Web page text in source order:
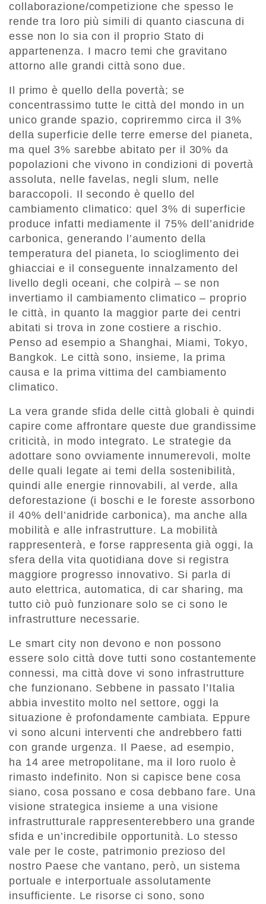
collaborazione/competizione che spesso le
rende tra loro più simili di quanto ciascuna di
esse non lo sia con il proprio Stato di
appartenenza. I macro temi che gravitano
attorno alle grandi città sono due.
Il primo è quello della povertà; se
concentrassimo tutte le città del mondo in un
unico grande spazio, copriremmo circa il 3%
della superficie delle terre emerse del pianeta,
ma quel 3% sarebbe abitato per il 30% da
popolazioni che vivono in condizioni di povertà
assoluta, nelle favelas, negli slum, nelle
baraccopoli. Il secondo è quello del
cambiamento climatico: quel 3% di superficie
produce infatti mediamente il 75% dell’anidride
carbonica, generando l’aumento della
temperatura del pianeta, lo scioglimento dei
ghiacciai e il conseguente innalzamento del
livello degli oceani, che colpirà – se non
invertiamo il cambiamento climatico – proprio
le città, in quanto la maggior parte dei centri
abitati si trova in zone costiere a rischio.
Penso ad esempio a Shanghai, Miami, Tokyo,
Bangkok. Le città sono, insieme, la prima
causa e la prima vittima del cambiamento
climatico.
La vera grande sfida delle città globali è quindi
capire come affrontare queste due grandissime
criticità, in modo integrato. Le strategie da
adottare sono ovviamente innumerevoli, molte
delle quali legate ai temi della sostenibilità,
quindi alle energie rinnovabili, al verde, alla
deforestazione (i boschi e le foreste assorbono
il 40% dell’anidride carbonica), ma anche alla
mobilità e alle infrastrutture. La mobilità
rappresenterà, e forse rappresenta già oggi, la
sfera della vita quotidiana dove si registra
maggiore progresso innovativo. Si parla di
auto elettrica, automatica, di car sharing, ma
tutto ciò può funzionare solo se ci sono le
infrastrutture necessarie.
Le smart city non devono e non possono
essere solo città dove tutti sono costantemente
connessi, ma città dove vi sono infrastrutture
che funzionano. Sebbene in passato l’Italia
abbia investito molto nel settore, oggi la
situazione è profondamente cambiata. Eppure
vi sono alcuni interventi che andrebbero fatti
con grande urgenza. Il Paese, ad esempio,
ha 14 aree metropolitane, ma il loro ruolo è
rimasto indefinito. Non si capisce bene cosa
siano, cosa possano e cosa debbano fare. Una
visione strategica insieme a una visione
infrastrutturale rappresenterebbero una grande
sfida e un’incredibile opportunità. Lo stesso
vale per le coste, patrimonio prezioso del
nostro Paese che vantano, però, un sistema
portuale e interportuale assolutamente
insufficiente. Le risorse ci sono, sono